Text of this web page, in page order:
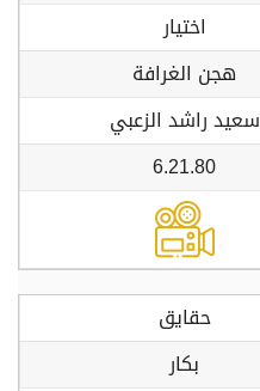
اختيار
هجن الغرافة
سعيد راشد الزعبي
6.21.80
حقايق
بكار